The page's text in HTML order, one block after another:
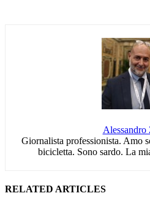
Alessandro
Giornalista professionista. Amo
bicicletta. Sono sardo. La
RELATED ARTICLES